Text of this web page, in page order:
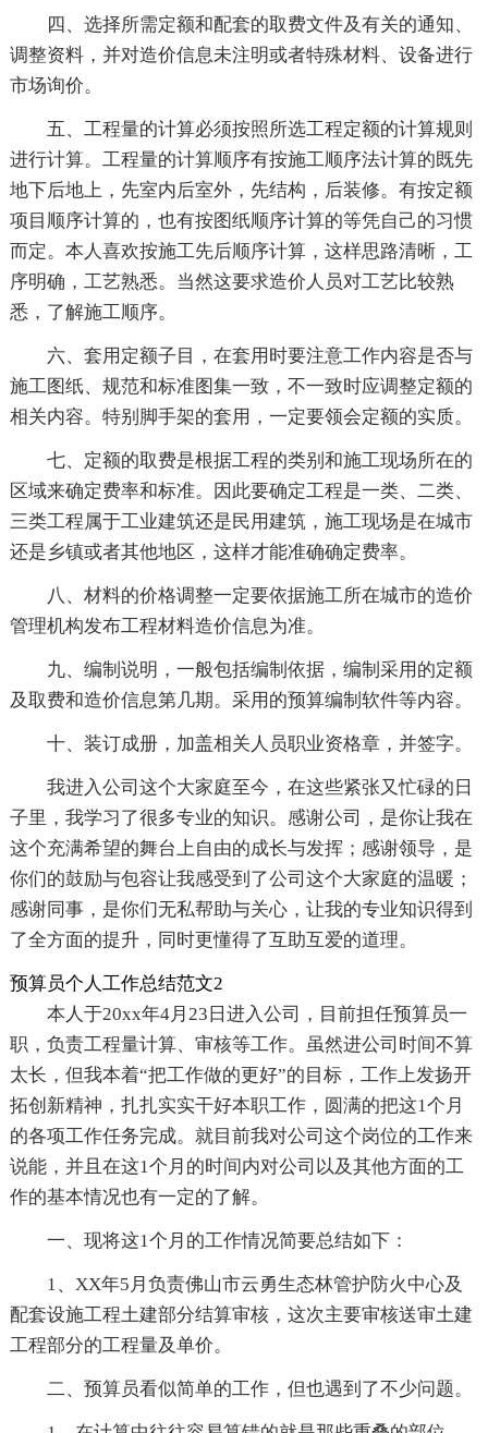
四、选择所需定额和配套的取费文件及有关的通知、
调整资料，并对造价信息未注明或者特殊材料、设备进行
市场询价。
五、工程量的计算必须按照所选工程定额的计算规则
进行计算。工程量的计算顺序有按施工顺序法计算的既先
地下后地上，先室内后室外，先结构，后装修。有按定额
项目顺序计算的，也有按图纸顺序计算的等凭自己的习惯
而定。本人喜欢按施工先后顺序计算，这样思路清晰，工
序明确，工艺熟悉。当然这要求造价人员对工艺比较熟
悉，了解施工顺序。
六、套用定额子目，在套用时要注意工作内容是否与
施工图纸、规范和标准图集一致，不一致时应调整定额的
相关内容。特别脚手架的套用，一定要领会定额的实质。
七、定额的取费是根据工程的类别和施工现场所在的
区域来确定费率和标准。因此要确定工程是一类、二类、
三类工程属于工业建筑还是民用建筑，施工现场是在城市
还是乡镇或者其他地区，这样才能准确确定费率。
八、材料的价格调整一定要依据施工所在城市的造价
管理机构发布工程材料造价信息为准。
九、编制说明，一般包括编制依据，编制采用的定额
及取费和造价信息第几期。采用的预算编制软件等内容。
十、装订成册，加盖相关人员职业资格章，并签字。
我进入公司这个大家庭至今，在这些紧张又忙碌的日
子里，我学习了很多专业的知识。感谢公司，是你让我在
这个充满希望的舞台上自由的成长与发挥；感谢领导，是
你们的鼓励与包容让我感受到了公司这个大家庭的温暖；
感谢同事，是你们无私帮助与关心，让我的专业知识得到
了全方面的提升，同时更懂得了互助互爱的道理。
预算员个人工作总结范文2
本人于20xx年4月23日进入公司，目前担任预算员一
职，负责工程量计算、审核等工作。虽然进公司时间不算
太长，但我本着“把工作做的更好”的目标，工作上发扬开
拓创新精神，扎扎实实干好本职工作，圆满的把这1个月
的各项工作任务完成。就目前我对公司这个岗位的工作来
说能，并且在这1个月的时间内对公司以及其他方面的工
作的基本情况也有一定的了解。
一、现将这1个月的工作情况简要总结如下：
1、XX年5月负责佛山市云勇生态林管护防火中心及
配套设施工程土建部分结算审核，这次主要审核送审土建
工程部分的工程量及单价。
二、预算员看似简单的工作，但也遇到了不少问题。